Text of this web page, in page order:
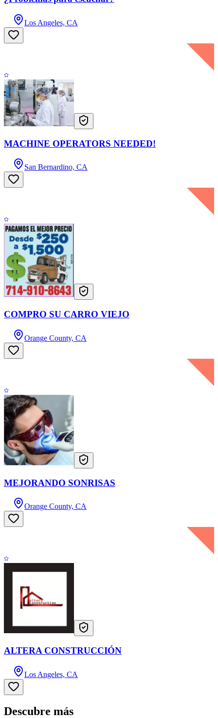
Los Angeles, CA
MACHINE OPERATORS NEEDED!
San Bernardino, CA
COMPRO SU CARRO VIEJO
Orange County, CA
MEJORANDO SONRISAS
Orange County, CA
ALTERA CONSTRUCCIÓN
Los Angeles, CA
Descubre más